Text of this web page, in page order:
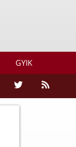
GYIK